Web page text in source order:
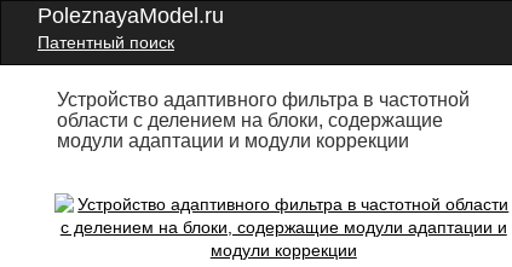
PoleznayaModel.ru
Патентный поиск
Устройство адаптивного фильтра в частотной
области с делением на блоки, содержащие
модули адаптации и модули коррекции